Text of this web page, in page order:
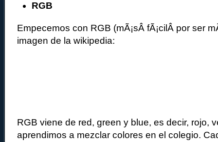
RGB
Empecemos con RGB (mÃ¡sÂ fÃ¡cilÂ por ser
imagen de la wikipedia:
RGB viene de red, green y blue, es decir, rojo,
aprendimos a mezclar colores en el colegio.